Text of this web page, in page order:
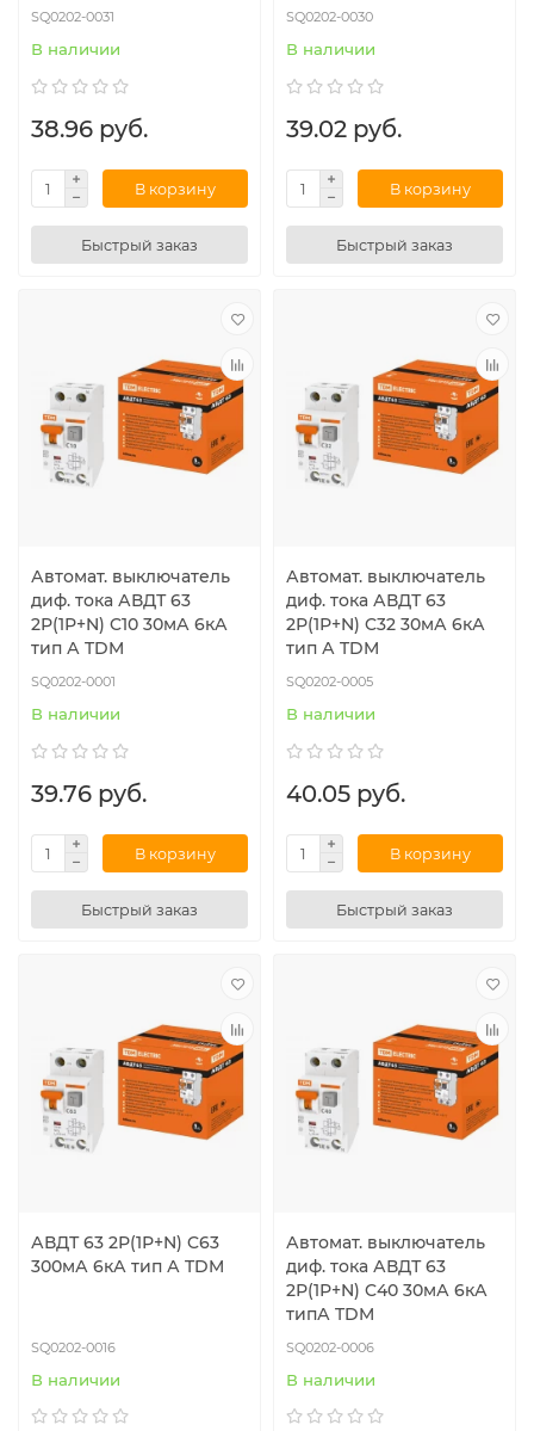
SQ0202-0031
В наличии
38.96 руб.
В корзину
Быстрый заказ
SQ0202-0030
В наличии
39.02 руб.
В корзину
Быстрый заказ
Автомат. выключатель
диф. тока АВДТ 63
2Р(1Р+N) C10 30мА 6кА
тип А TDM
SQ0202-0001
В наличии
39.76 руб.
В корзину
Быстрый заказ
Автомат. выключатель
диф. тока АВДТ 63
2Р(1Р+N) C32 30мА 6кА
тип А TDM
SQ0202-0005
В наличии
40.05 руб.
В корзину
Быстрый заказ
АВДТ 63 2Р(1Р+N) C63
300мА 6кА тип А TDM
SQ0202-0016
В наличии
Автомат. выключатель
диф. тока АВДТ 63
2Р(1Р+N) C40 30мА 6кА
типА TDM
SQ0202-0006
В наличии